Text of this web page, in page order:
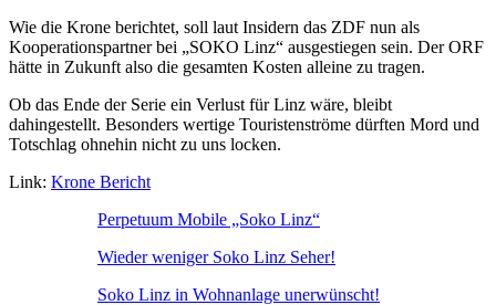
Wie die Krone berichtet, soll laut Insidern das ZDF nun als
Kooperationspartner bei „SOKO Linz“ ausgestiegen sein. Der ORF
hätte in Zukunft also die gesamten Kosten alleine zu tragen.
Ob das Ende der Serie ein Verlust für Linz wäre, bleibt
dahingestellt. Besonders wertige Touristenströme dürften Mord und
Totschlag ohnehin nicht zu uns locken.
Link: Krone Bericht
Perpetuum Mobile „Soko Linz“
Wieder weniger Soko Linz Seher!
Soko Linz in Wohnanlage unerwünscht!